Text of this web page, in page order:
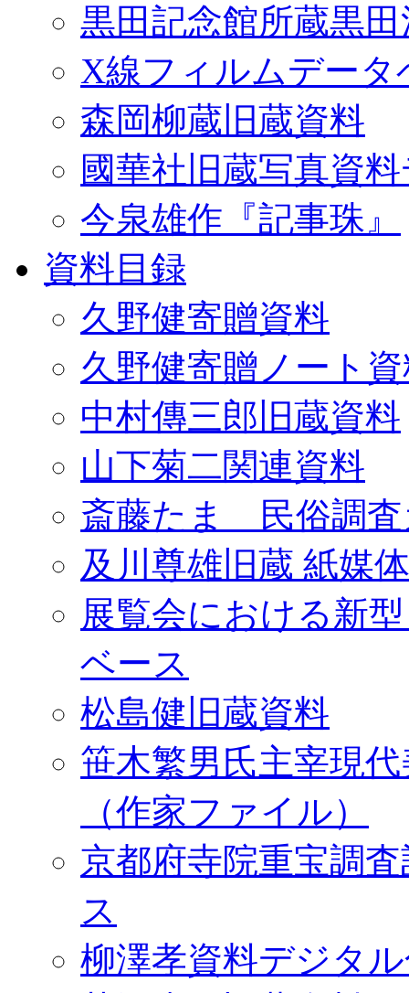
黒田記念館所蔵黒
X線フィルムデータ
森岡柳蔵旧蔵資料
國華社旧蔵写真資
今泉雄作『記事珠』
資料目録
久野健寄贈資料
久野健寄贈ノート
中村傳三郎旧蔵資料
山下菊二関連資料
斎藤たま 民俗調査
及川尊雄旧蔵 紙媒
展覧会における新
ベース
松島健旧蔵資料
笹木繁男氏主宰現
（作家ファイル）
京都府寺院重宝調
ス
柳澤孝資料デジタ